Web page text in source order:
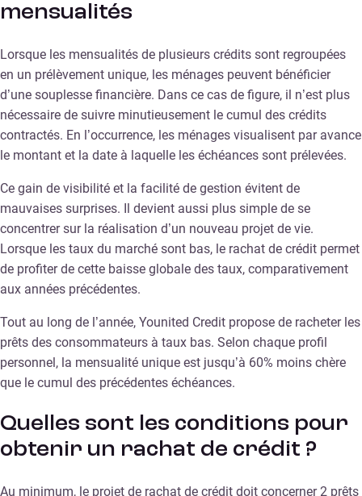
mensualités
Lorsque les mensualités de plusieurs crédits sont regroupées
en un prélèvement unique, les ménages peuvent bénéficier
d’une souplesse financière. Dans ce cas de figure, il n’est plus
nécessaire de suivre minutieusement le cumul des crédits
contractés. En l’occurrence, les ménages visualisent par avance
le montant et la date à laquelle les échéances sont prélevées.
Ce gain de visibilité et la facilité de gestion évitent de
mauvaises surprises. Il devient aussi plus simple de se
concentrer sur la réalisation d’un nouveau projet de vie.
Lorsque les taux du marché sont bas, le rachat de crédit permet
de profiter de cette baisse globale des taux, comparativement
aux années précédentes.
Tout au long de l’année, Younited Credit propose de racheter les
prêts des consommateurs à taux bas. Selon chaque profil
personnel, la mensualité unique est jusqu’à 60% moins chère
que le cumul des précédentes échéances.
Quelles sont les conditions pour
obtenir un rachat de crédit ?
Au minimum, le projet de rachat de crédit doit concerner 2 prêts